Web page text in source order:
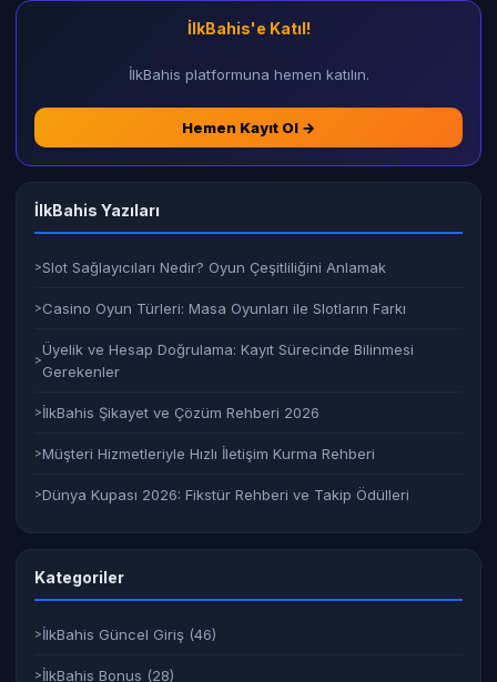
İlkBahis'e Katıl!
İlkBahis platformuna hemen katılın.
Hemen Kayıt Ol →
İlkBahis Yazıları
Slot Sağlayıcıları Nedir? Oyun Çeşitliliğini Anlamak
Casino Oyun Türleri: Masa Oyunları ile Slotların Farkı
Üyelik ve Hesap Doğrulama: Kayıt Sürecinde Bilinmesi
Gerekenler
İlkBahis Şikayet ve Çözüm Rehberi 2026
Müşteri Hizmetleriyle Hızlı İletişim Kurma Rehberi
Dünya Kupası 2026: Fikstür Rehberi ve Takip Ödülleri
Kategoriler
İlkBahis Güncel Giriş (46)
İlkBahis Bonus (28)